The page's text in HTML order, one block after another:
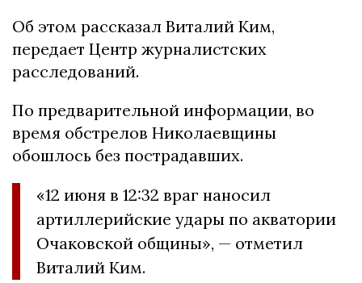
Об этом рассказал Виталий Ким,
передает Центр журналистских
расследований.
По предварительной информации, во
время обстрелов Николаевщины
обошлось без пострадавших.
«12 июня в 12:32 враг наносил
артиллерийские удары по акватории
Очаковской общины», — отметил
Виталий Ким.